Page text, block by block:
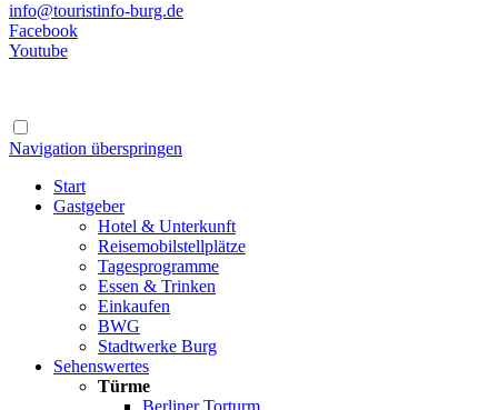
info@touristinfo-burg.de
Facebook
Youtube
Navigation überspringen
Start
Gastgeber
Hotel & Unterkunft
Reisemobilstellplätze
Tagesprogramme
Essen & Trinken
Einkaufen
BWG
Stadtwerke Burg
Sehenswertes
Türme
Berliner Torturm